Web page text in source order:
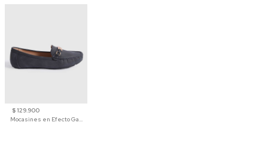
$ 129.900
Mocasines en Efecto Gamuzado Para Mujer